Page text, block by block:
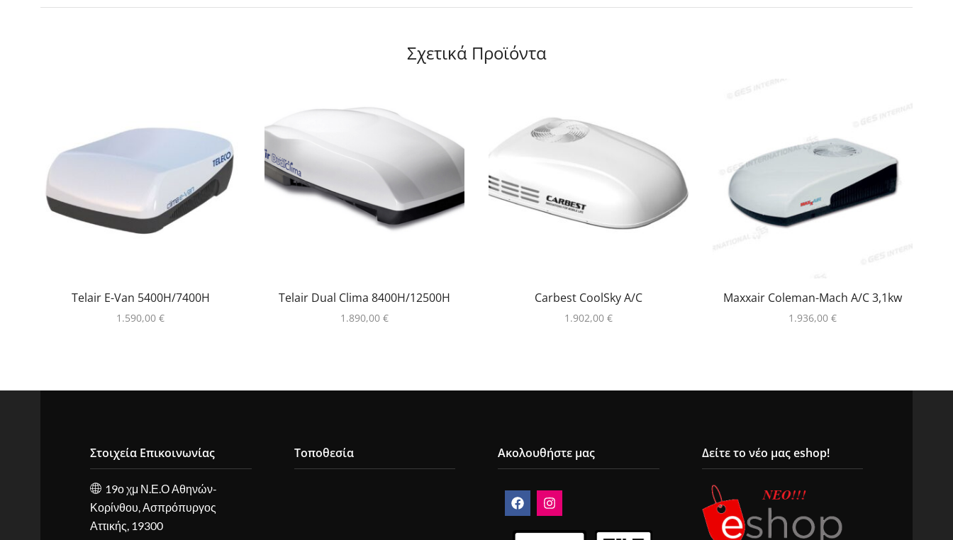
Σχετικά Προϊόντα
Telair E-Van 5400H/7400H
1.590,00 €
Telair Dual Clima 8400H/12500H
1.890,00 €
Carbest CoolSky A/C
1.902,00 €
Maxxair Coleman-Mach A/C 3,1kw
1.936,00 €
Στοιχεία Επικοινωνίας
19ο χμ Ν.Ε.Ο Αθηνών-
Κορίνθου, Ασπρόπυργος
Αττικής, 19300
Τοποθεσία Ακολουθήστε μας Δείτε το νέο μας eshop!